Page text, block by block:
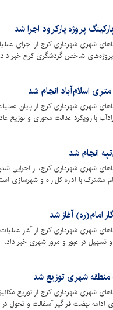
پروژه پارکرود اجرا شد
شهری شهرداری کرج از اجرای
پروژه‌های شاخص گردشگری کرج خبر داد.
شهری شهرداری کرج از پایان
با رویکرد عدالت محوری و توزیع
انجام شد
شهری شهرداری کرج، از اجرایی
مشترک با اداره کل راه و شهرسازی
امام(ره) آغاز شد
شهری شهرداری کرج از آغاز عملیات
تسهیل در عبور و مرور شهری خبر داد.
شهری شهرداری کرج از توزیع
در راستای ادامه نهضت فراگیر آسفالت و